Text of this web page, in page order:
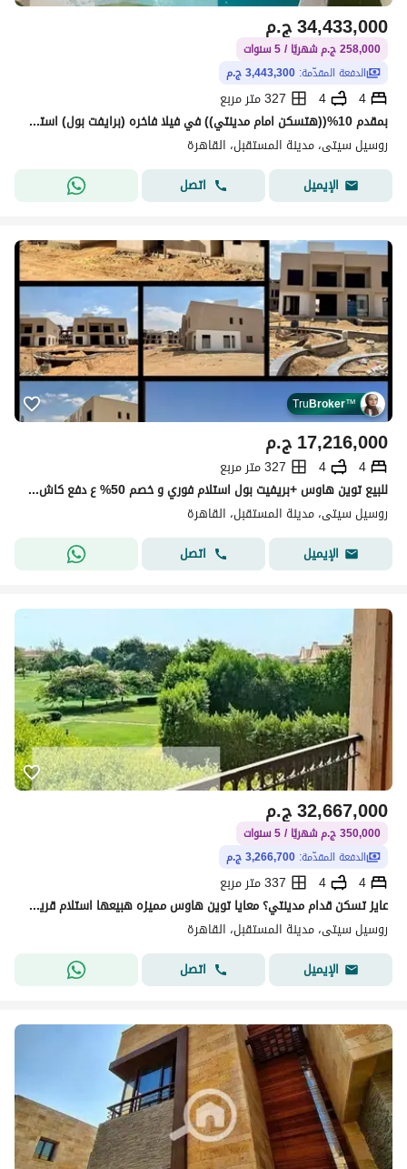
ج.م34,433,000
258,000 ج.م شهريًا / 5 سنوات
الدفعة المقدّمة: 3,443,300 ج.م
4
4
327 متر مربع
بمقدم 10%((هتسكن امام مدينتي)) في فيلا فاخره (برايفت بول) استلام فوري
روسيل سيتى، مدينة المستقبل، القاهرة
الإيميل
اتصل
TruBroker™
ج.م17,216,000
4
4
327 متر مربع
للبيع توين هاوس +بريفيت بول استلام فوري و خصم 50% ع دفع كاش | ف كمبوند روسيل المستقبل سيتي Rosail Mostakbal City
روسيل سيتى، مدينة المستقبل، القاهرة
الإيميل
اتصل
ج.م32,667,000
350,000 ج.م شهريًا / 5 سنوات
الدفعة المقدّمة: 3,266,700 ج.م
4
4
337 متر مربع
عايز تسكن قدام مدينتي؟ معايا توين هاوس مميزه هبيعها استلام قريب في اكبر كمبوند
روسيل سيتى، مدينة المستقبل، القاهرة
الإيميل
اتصل